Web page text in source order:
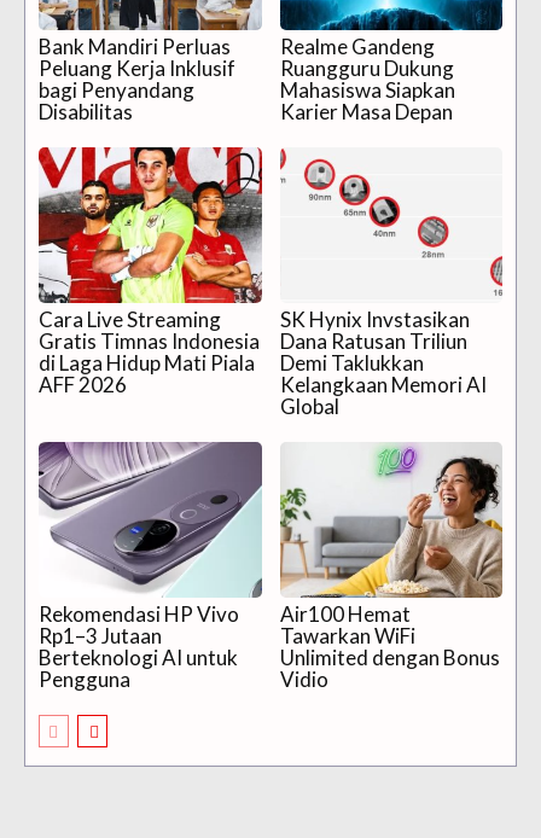
Bank Mandiri Perluas
Peluang Kerja Inklusif
bagi Penyandang
Disabilitas
Realme Gandeng
Ruangguru Dukung
Mahasiswa Siapkan
Karier Masa Depan
Cara Live Streaming
Gratis Timnas Indonesia
di Laga Hidup Mati Piala
AFF 2026
SK Hynix Invstasikan
Dana Ratusan Triliun
Demi Taklukkan
Kelangkaan Memori AI
Global
Rekomendasi HP Vivo
Rp1–3 Jutaan
Berteknologi AI untuk
Pengguna
Air100 Hemat
Tawarkan WiFi
Unlimited dengan Bonus
Vidio